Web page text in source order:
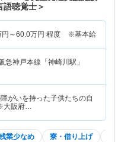
聴覚士＞
円～60.0万円 程度 ※基本給
急神戸本線「神崎川駅」
がいを持った子供たちの自
援指導業務全般 ※大阪府…
業少なめ 寮・借り上げ